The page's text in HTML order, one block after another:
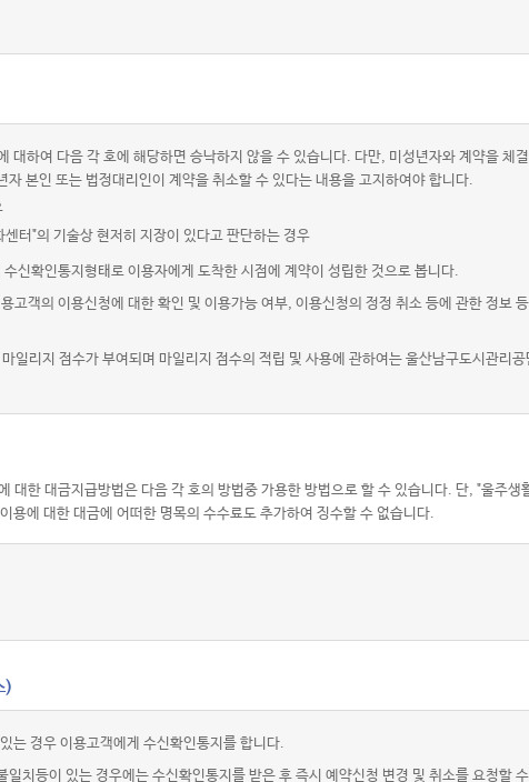
대하여 다음 각 호에 해당하면 승낙하지 않을 수 있습니다. 다만, 미성년자와 계약을 체
본인 또는 법정대리인이 계약을 취소할 수 있다는 내용을 고지하여야 합니다.
터"의 기술상 현저히 지장이 있다고 판단하는 경우
신확인통지형태로 이용자에게 도착한 시점에 계약이 성립한 것으로 봅니다.
고객의 이용신청에 대한 확인 및 이용가능 여부, 이용신청의 정정 취소 등에 관한 정보
일리지 점수가 부여되며 마일리지 점수의 적립 및 사용에 관하여는 울산남구도시관리공
대한 대금지급방법은 다음 각 호의 방법중 가용한 방법으로 할 수 있습니다. 단, "울주생
용에 대한 대금에 어떠한 명목의 수수료도 추가하여 징수할 수 없습니다.
)
는 경우 이용고객에게 수신확인통지를 합니다.
치등이 있는 경우에는 수신확인통지를 받은 후 즉시 예약신청 변경 및 취소를 요청할